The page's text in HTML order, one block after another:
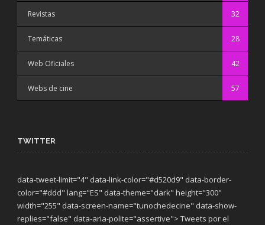
Revistas 32
Temáticas 28
Web Oficiales 42
Webs de cine 57
TWITTER
data-tweet-limit="4" data-link-color="#d520d9" data-border-
color="#ddd" lang="ES" data-theme="dark" height="300"
width="255" data-screen-name="tunochedecine" data-show-
replies="false" data-aria-polite="assertive"> Tweets por el